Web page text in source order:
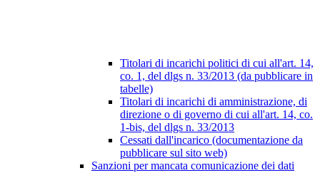
Titolari di incarichi politici di cui all'art. 14,
co. 1, del dlgs n. 33/2013 (da pubblicare in
tabelle)
Titolari di incarichi di amministrazione, di
direzione o di governo di cui all'art. 14, co.
1-bis, del dlgs n. 33/2013
Cessati dall'incarico (documentazione da
pubblicare sul sito web)
Sanzioni per mancata comunicazione dei dati